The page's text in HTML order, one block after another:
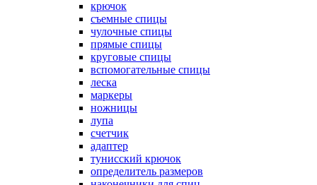
крючок
съемные спицы
чулочные спицы
прямые спицы
круговые спицы
вспомогательные спицы
леска
маркеры
ножницы
лупа
счетчик
адаптер
тунисский крючок
определитель размеров